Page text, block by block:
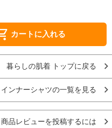
カートに入れる
暮らしの肌着 トップに戻る
インナーシャツの一覧を見る
商品レビューを投稿するには